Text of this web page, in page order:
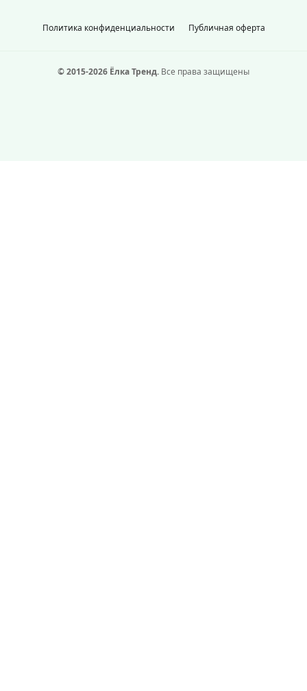
Политика конфиденциальности Публичная оферта
© 2015-2026 Ёлка Тренд. Все права защищены